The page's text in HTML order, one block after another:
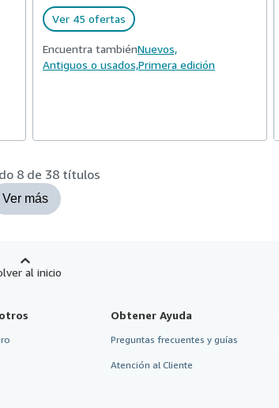
Ver 45 ofertas
Encuentra tambiénNuevos,
Antiguos o usados,Primera edición
8 de 38 títulos
Ver más
al inicio
Obtener Ayuda
Preguntas frecuentes y guías
Atención al Cliente